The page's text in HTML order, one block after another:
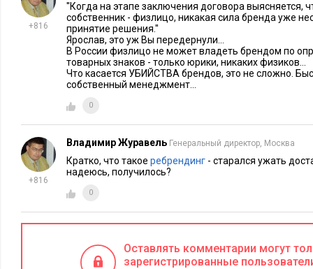
+816
''Когда на этапе заключения договора выясняется,
собственник - физлицо, никакая сила бренда уже
принятие решения.''
Ярослав, это уж Вы передернули...
В России физлицо не может владеть брендом по
товарных знаков - только юрики, никаких физиков...
Что касается УБИЙСТВА брендов, это не сложно.
собственный менеджмент...
0
+816
Владимир Журавель Генеральный директор, Москва
Кратко, что такое ребрендинг - старался ужать
надеюсь, получилось?
0
Оставлять комментарии могут
зарегистрированные